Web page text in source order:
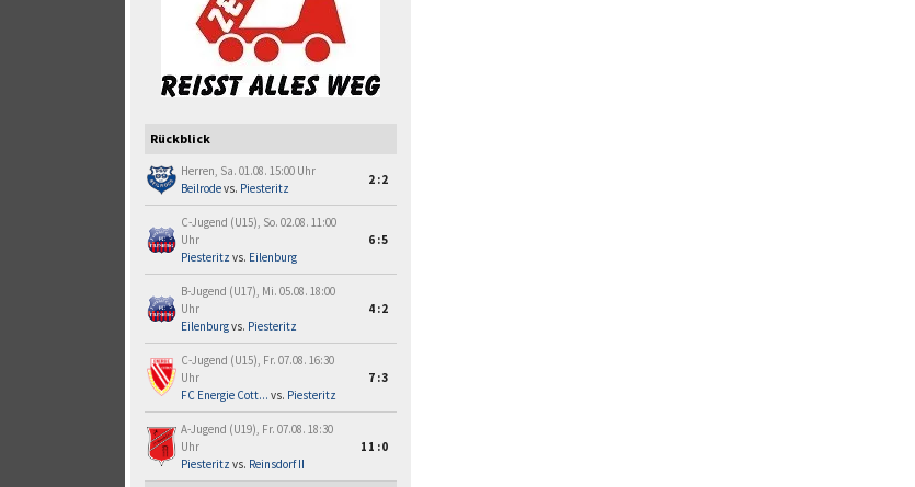
Rückblick
Herren, Sa. 01.08. 15:00 Uhr
Beilrodevs. Piesteritz
2:2
C-Jugend (U15), So. 02.08. 11:00
Uhr
Piesteritz vs. Eilenburg
6:5
B-Jugend (U17), Mi. 05.08. 18:00
Uhr
Eilenburgvs. Piesteritz
4:2
C-Jugend (U15), Fr. 07.08. 16:30
Uhr
FC Energie Cott... vs. Piesteritz
7:3
A-Jugend (U19), Fr. 07.08. 18:30
Uhr
Piesteritz vs. Reinsdorf II
11:0